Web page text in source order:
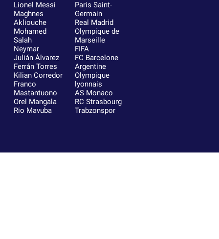
Lionel Messi
Maghnes
Akliouche
Mohamed
Salah
Neymar
Julián Álvarez
Ferrán Torres
Kilian Corredor
Franco
Mastantuono
Orel Mangala
Rio Mavuba
Paris Saint-
Germain
Real Madrid
Olympique de
Marseille
FIFA
FC Barcelone
Argentine
Olympique
lyonnais
AS Monaco
RC Strasbourg
Trabzonspor